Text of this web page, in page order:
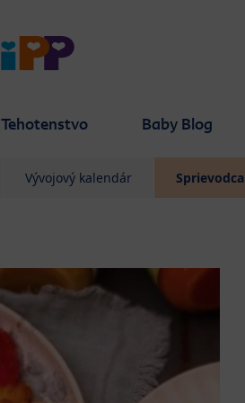
Tehotenstvo Baby Blog
Vývojový kalendár Sprievodca